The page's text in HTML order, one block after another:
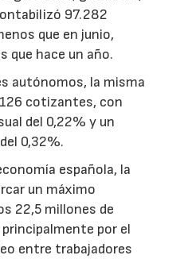
97.282
que en junio,
que hace un año.
autónomos, la misma
cotizantes, con
del 0,22% y un
0,32%.
española, la
un máximo
22,5 millones de
por el
entre trabajadores